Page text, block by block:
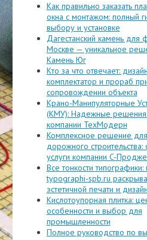
Как правильно заказать
окна с монтажом: полный
выбору и установке
Дагестанский камень для
Москве — уникальное
Камень Юг
Кто за что отвечает:
комплектатор и прораб
сопровождении объекта
Крано-Манипуляторные
(КМУ): Надежные решения
компании ТехМодерн
Комплексное решение для
дорожного строительства:
услуги компании C-
Все тонкости типографики:
typographi-spb.ru
эстетичной печати и
Кислотоупорная плитка:
особенности и выбор для
промышленности
Полное руководство по